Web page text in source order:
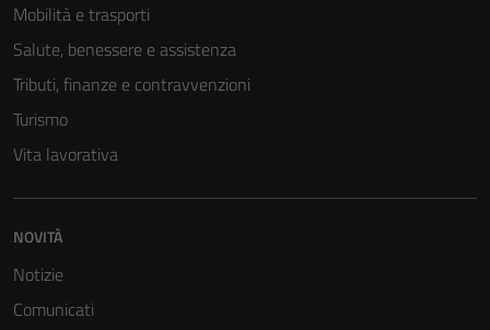
Mobilità e trasporti
Salute, benessere e assistenza
Tributi, finanze e contravvenzioni
Turismo
Vita lavorativa
NOVITÀ
Notizie
Comunicati